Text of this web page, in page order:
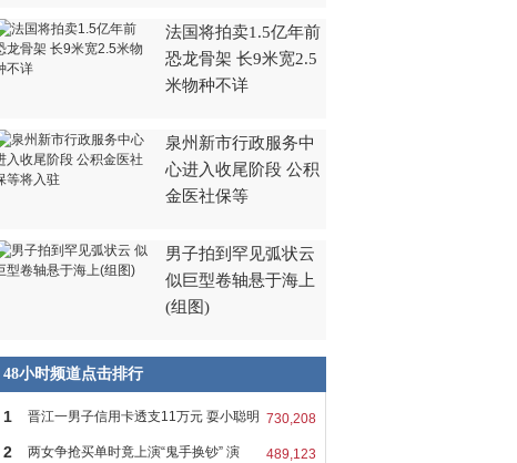
法国将拍卖1.5亿年前
恐龙骨架 长9米宽2.5
米物种不详
泉州新市行政服务中
心进入收尾阶段 公积
金医社保等
男子拍到罕见弧状云
似巨型卷轴悬于海上
(组图)
48小时频道点击排行
730,208
1 晋江一男子信用卡透支11万元 耍小聪明
489,123
2 两女争抢买单时竟上演“鬼手换钞” 演